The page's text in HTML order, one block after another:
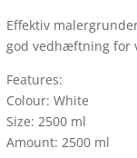
Effektiv
god vedhæftning for
Features:
Colour: White
Size: 2500 ml
Amount: 2500 ml